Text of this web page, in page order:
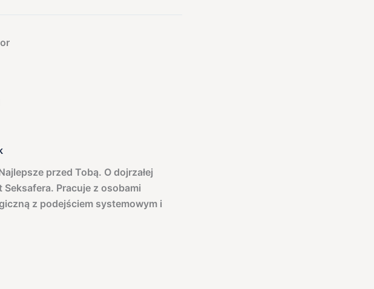
przed Tobą. O dojrzałej
Pracuje z osobami
z podejściem systemowym i